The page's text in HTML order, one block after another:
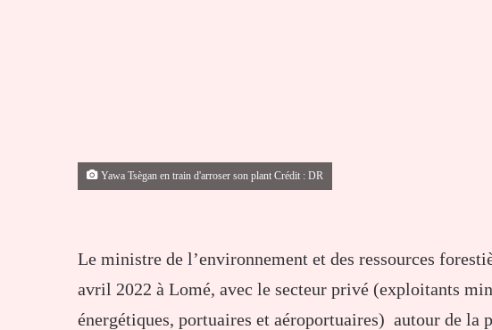
Yawa Tsègan en train d'arroser son plant Crédit : DR
Le ministre de l’environnement et des ressources
avril 2022 à Lomé, avec le secteur privé (exploitants
énergétiques, portuaires et aéroportuaires) autour de la